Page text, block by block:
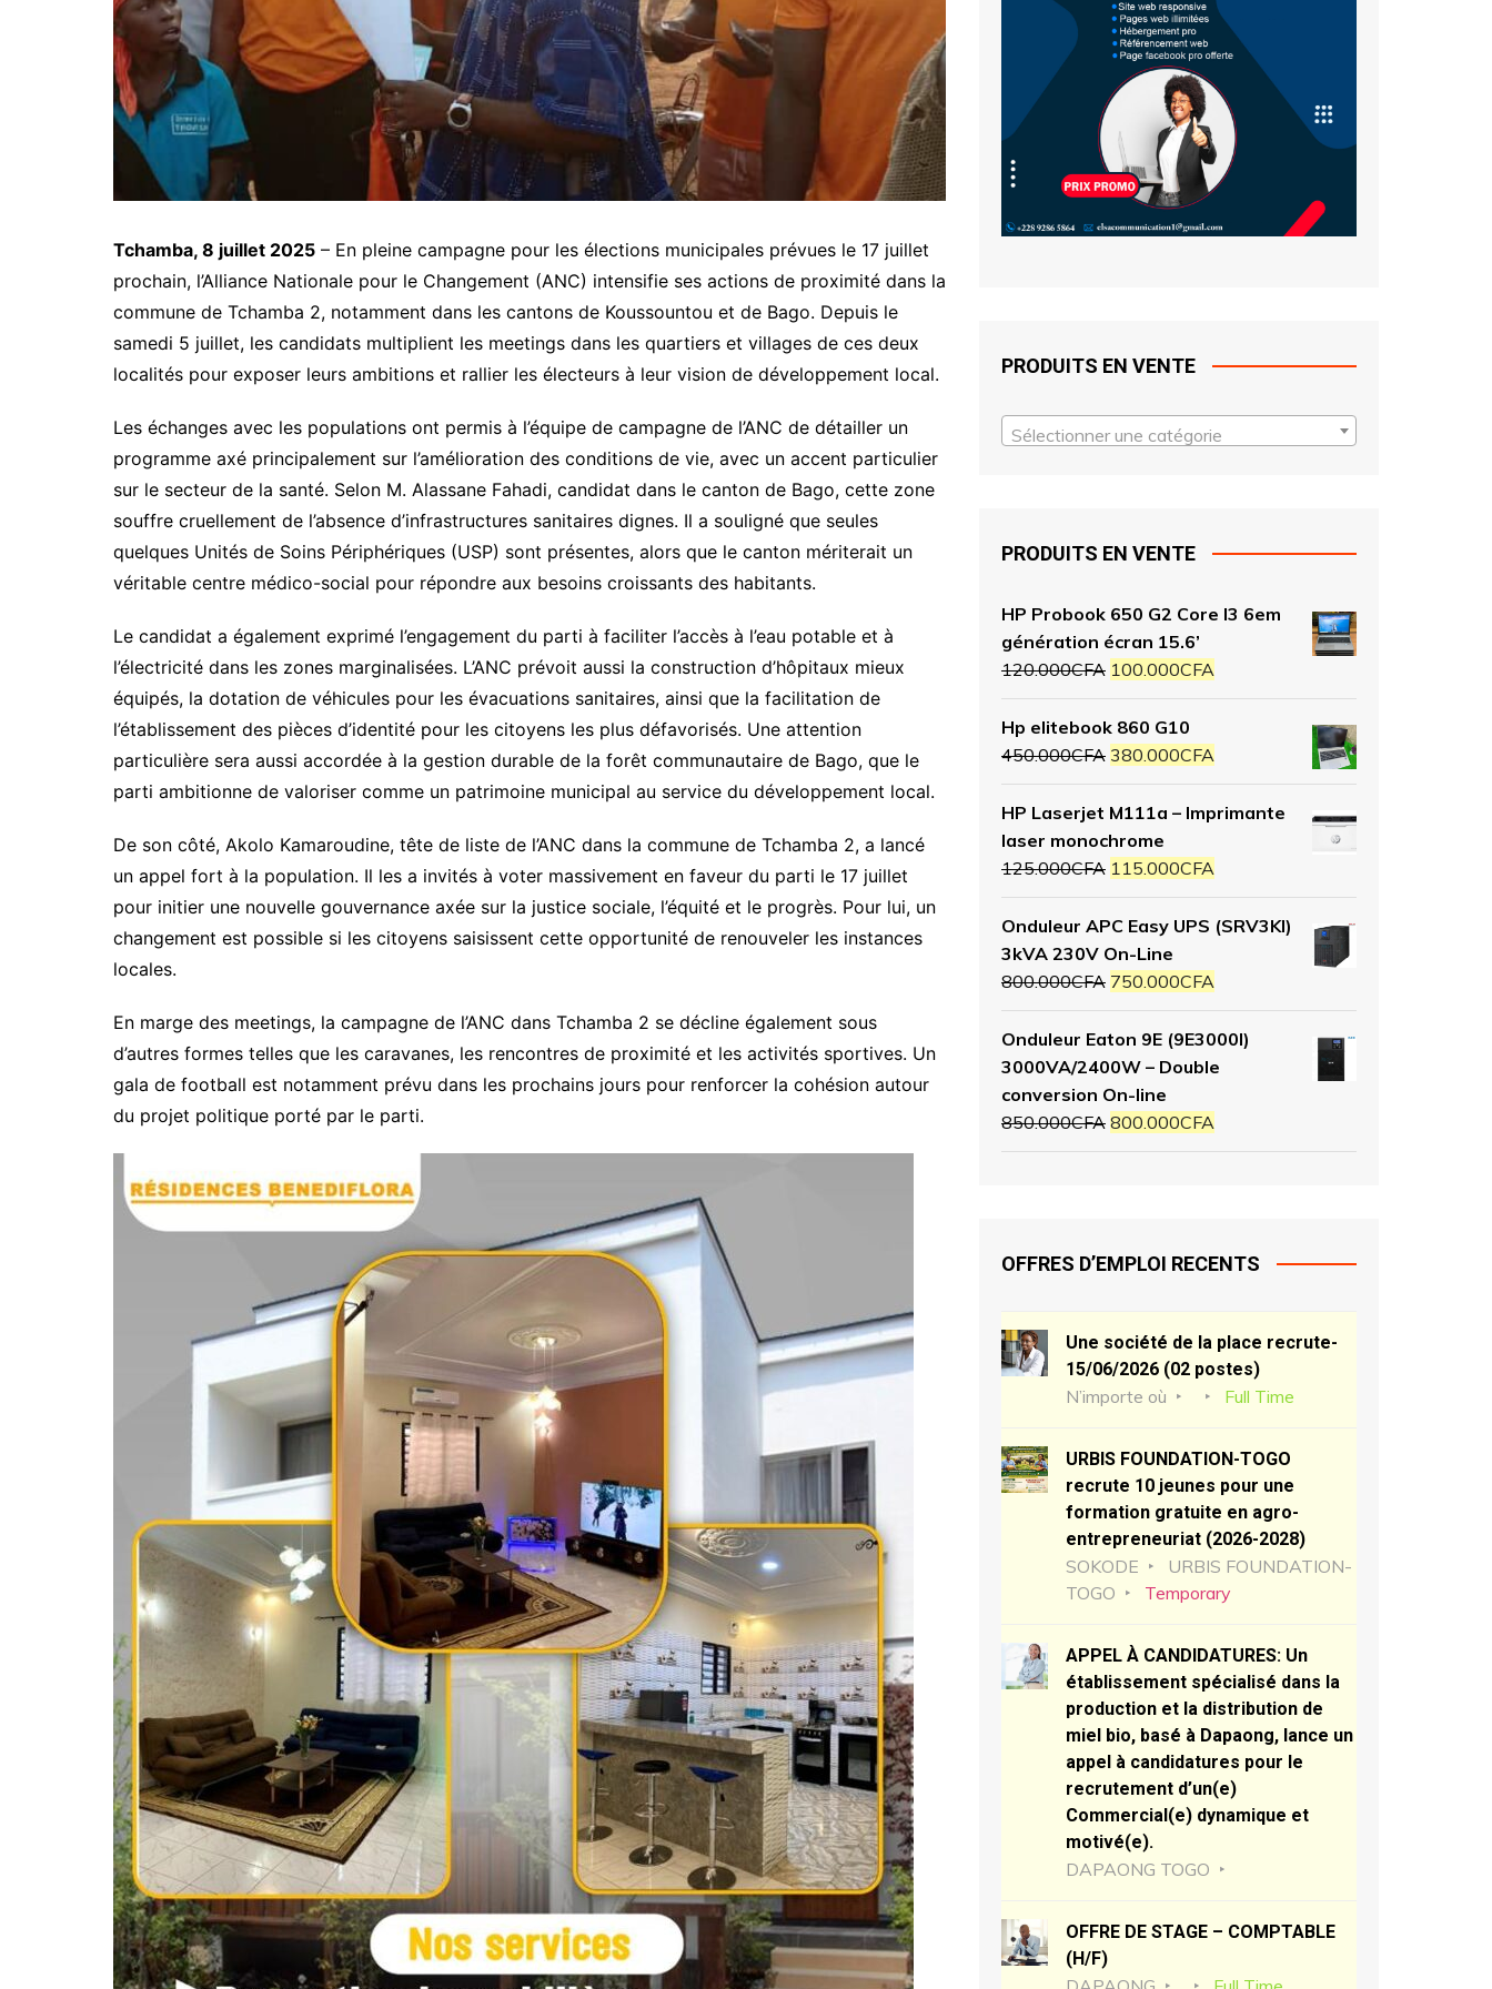
ARCOD
CONSTRUIRE ENSEMBLE
MAPTO
Nous soutenir
IPM
BAKITHA
LE PRINCE
MON AVENIR
EXCELLENCE
Tchamba, 8 juillet 2025 – En pleine campagne pour les élections municipales prévues le 17 juillet
prochain, l’Alliance Nationale pour le Changement (ANC) intensifie ses actions de proximité dans la
commune de Tchamba 2, notamment dans les cantons de Koussountou et de Bago. Depuis le
samedi 5 juillet, les candidats multiplient les meetings dans les quartiers et villages de ces deux
localités pour exposer leurs ambitions et rallier les électeurs à leur vision de développement local.
Les échanges avec les populations ont permis à l’équipe de campagne de l’ANC de détailler un
programme axé principalement sur l’amélioration des conditions de vie, avec un accent particulier
sur le secteur de la santé. Selon M. Alassane Fahadi, candidat dans le canton de Bago, cette zone
souffre cruellement de l’absence d’infrastructures sanitaires dignes. Il a souligné que seules
quelques Unités de Soins Périphériques (USP) sont présentes, alors que le canton mériterait un
véritable centre médico-social pour répondre aux besoins croissants des habitants.
Le candidat a également exprimé l’engagement du parti à faciliter l’accès à l’eau potable et à
l’électricité dans les zones marginalisées. L’ANC prévoit aussi la construction d’hôpitaux mieux
équipés, la dotation de véhicules pour les évacuations sanitaires, ainsi que la facilitation de
l’établissement des pièces d’identité pour les citoyens les plus défavorisés. Une attention
particulière sera aussi accordée à la gestion durable de la forêt communautaire de Bago, que le
parti ambitionne de valoriser comme un patrimoine municipal au service du développement local.
De son côté, Akolo Kamaroudine, tête de liste de l’ANC dans la commune de Tchamba 2, a lancé
un appel fort à la population. Il les a invités à voter massivement en faveur du parti le 17 juillet
pour initier une nouvelle gouvernance axée sur la justice sociale, l’équité et le progrès. Pour lui, un
changement est possible si les citoyens saisissent cette opportunité de renouveler les instances
locales.
En marge des meetings, la campagne de l’ANC dans Tchamba 2 se décline également sous
d’autres formes telles que les caravanes, les rencontres de proximité et les activités sportives. Un
gala de football est notamment prévu dans les prochains jours pour renforcer la cohésion autour
du projet politique porté par le parti.
PRODUITS EN VENTE
Sélectionner une catégorie
PRODUITS EN VENTE
HP Probook 650 G2 Core I3 6em
génération écran 15.6’
120.000CFA 100.000CFA
Hp elitebook 860 G10
450.000CFA 380.000CFA
HP Laserjet M111a – Imprimante
laser monochrome
125.000CFA 115.000CFA
Onduleur APC Easy UPS (SRV3KI)
3kVA 230V On-Line
800.000CFA 750.000CFA
Onduleur Eaton 9E (9E3000I)
3000VA/2400W – Double
conversion On-line
850.000CFA 800.000CFA
OFFRES D’EMPLOI RECENTS
Une société de la place recrute-
15/06/2026 (02 postes)
N’importe où Full Time
URBIS FOUNDATION-TOGO
recrute 10 jeunes pour une
formation gratuite en agro-
entrepreneuriat (2026-2028)
SOKODE
URBIS FOUNDATION-
TOGO
Temporary
APPEL À CANDIDATURES: Un
établissement spécialisé dans la
production et la distribution de
miel bio, basé à Dapaong, lance un
appel à candidatures pour le
recrutement d’un(e)
Commercial(e) dynamique et
motivé(e).
DAPAONG TOGO
OFFRE DE STAGE – COMPTABLE
(H/F)